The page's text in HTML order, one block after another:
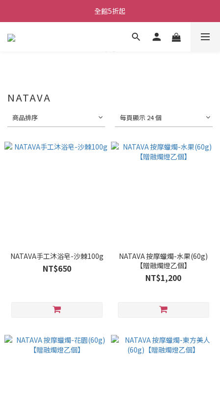
全館5折起
NATAVA
商品排序 每頁顯示 24 個
NATAVA手工沐浴皂-沙棘100g
NT$650
NATAVA 按摩蠟燭-水果(60g)
【贈融燭燈乙個】
NT$1,200